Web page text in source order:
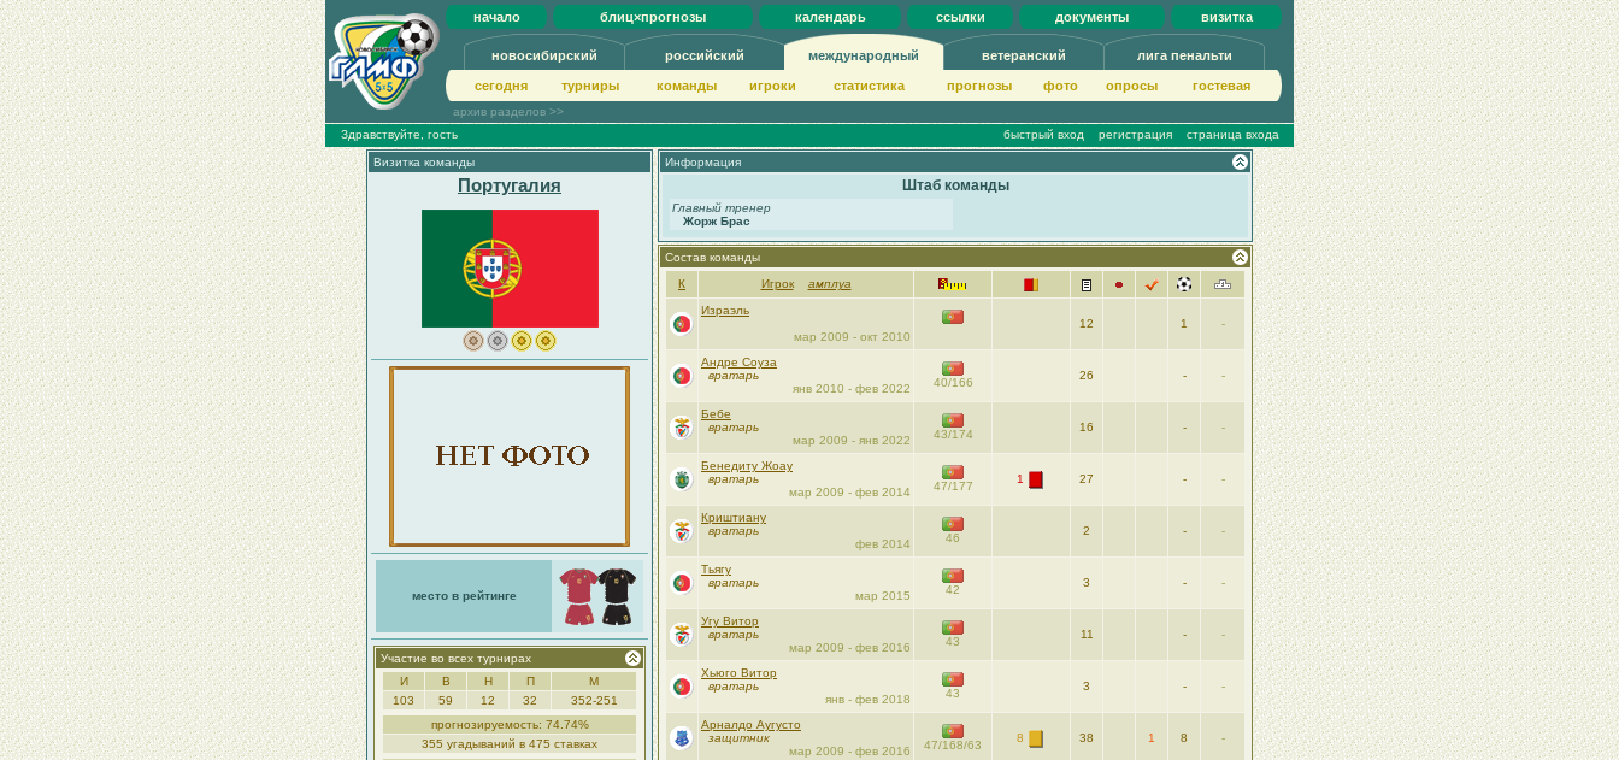
начало блиц×прогнозы календарь ссылки документы визитка
новосибирский российский международный ветеранский лига пенальти
сегодня турниры команды игроки статистика прогнозы фото опросы гoстeвая
архив разделов >>
Здравствуйте, гость
быстрый вход регистрация страница входа
Визитка команды
Португалия
место в рейтинге
Участие во всех турнирах
И
В Н П
М
103
59 12 32
352-251
прогнозируемость: 74.74%
355 угадываний в 475 ставках
Информация
Штаб команды
Главный тренер
Жорж Браc
Состав команды
К
Игрок
амплуа
Израэль
мар 2009 - окт 2010
12 1 -
Андре Соуза
вратарь
янв 2010 - фев 2022
40/166
26 - -
Бебе
вратарь
мар 2009 - янв 2022
43/174
16 - -
Бенедиту Жоау
вратарь
мар 2009 - фев 2014
47/177
1 27 - -
Криштиану
вратарь
фев 2014
46
2 - -
Тьягу
вратарь
мар 2015
42
3 - -
Угу Витор
вратарь
мар 2009 - фев 2016
43
11 - -
Хьюго Витор
вратарь
янв - фев 2018
43
3 - -
Арналдо Аугусто
защитник
мар 2009 - фев 2016
47/168/63
8 38 1 8 -